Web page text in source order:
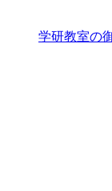
学研教室の